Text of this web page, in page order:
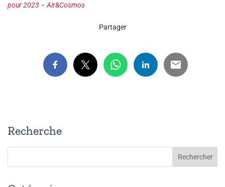
pour 2023 – Air&Cosmos
Partager
Recherche